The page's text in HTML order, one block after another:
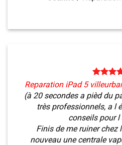
Reparation iPad 5
(à 20 secondes a pièd du
très professionnels, a l
conseils pour l
Finis de me ruiner chez
nouveau une centrale